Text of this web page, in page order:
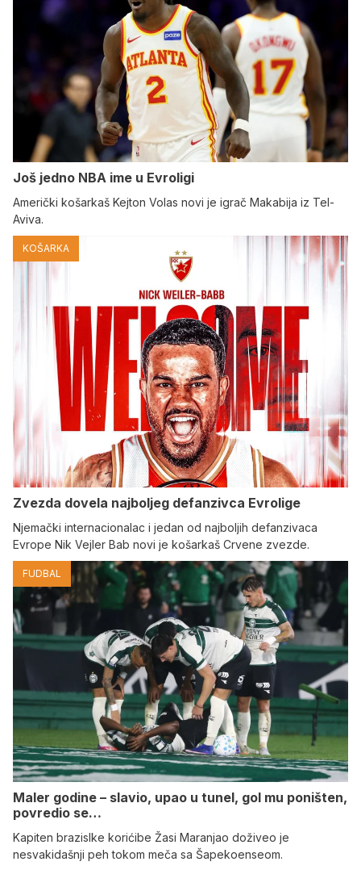
Još jedno NBA ime u Evroligi
Američki košarkaš Kejton Volas novi je igrač Makabija iz Tel-
Aviva.
KOŠARKA
Zvezda dovela najboljeg defanzivca Evrolige
Njemački internacionalac i jedan od najboljih defanzivaca
Evrope Nik Vejler Bab novi je košarkaš Crvene zvezde.
FUDBAL
Maler godine – slavio, upao u tunel, gol mu poništen,
povredio se…
Kapiten brazislke korićibe Žasi Maranjao doživeo je
nesvakidašnji peh tokom meča sa Šapekoenseom.